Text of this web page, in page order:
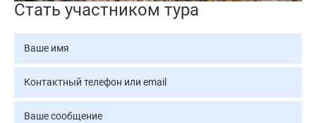
Стать участником тура